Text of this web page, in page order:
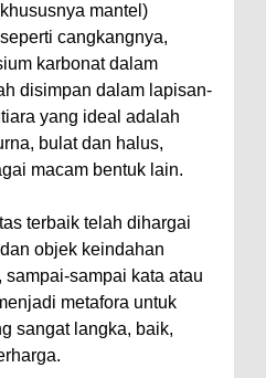
mantel)
cangkangnya,
karbonat dalam
disimpan dalam lapisan-
yang ideal adalah
bulat dan halus,
macam bentuk lain.
terbaik telah dihargai
objek keindahan
sampai kata atau
metafora untuk
sangat langka, baik,